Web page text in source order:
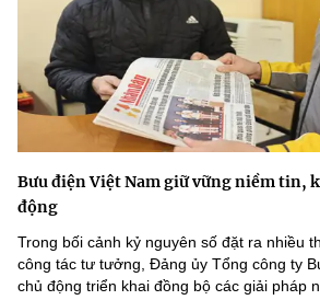
Bưu điện Việt Nam giữ vững niềm tin,
động
Trong bối cảnh kỷ nguyên số đặt ra nhiều
công tác tư tưởng, Đảng ủy Tổng công ty
chủ động triển khai đồng bộ các giải pháp